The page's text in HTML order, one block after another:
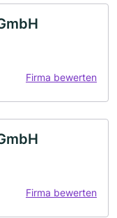
Firma bewerten
Firma bewerten